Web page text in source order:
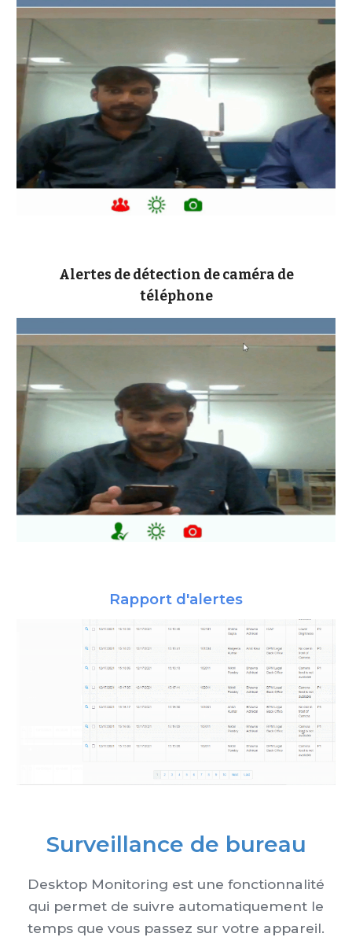
Alertes de détection de caméra de
téléphone
Rapport d'alertes
Surveillance de bureau
Desktop Monitoring est une fonctionnalité
qui permet de suivre automatiquement le
temps que vous passez sur votre appareil.